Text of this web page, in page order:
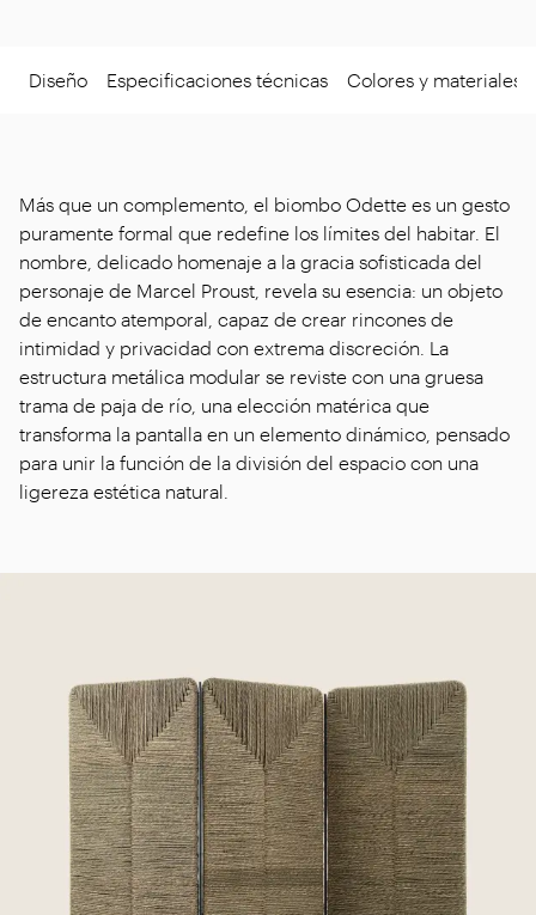
Diseño Especificaciones técnicas Colores y materiales
Más que un complemento, el biombo Odette es un gesto
puramente formal que redefine los límites del habitar. El
nombre, delicado homenaje a la gracia sofisticada del
personaje de Marcel Proust, revela su esencia: un objeto
de encanto atemporal, capaz de crear rincones de
intimidad y privacidad con extrema discreción. La
estructura metálica modular se reviste con una gruesa
trama de paja de río, una elección matérica que
transforma la pantalla en un elemento dinámico, pensado
para unir la función de la división del espacio con una
ligereza estética natural.